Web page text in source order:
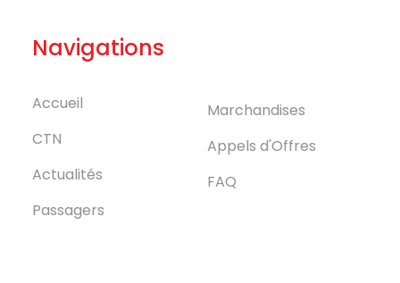
Navigations
Accueil
CTN
Actualités
Passagers
Marchandises
Appels d'Offres
FAQ